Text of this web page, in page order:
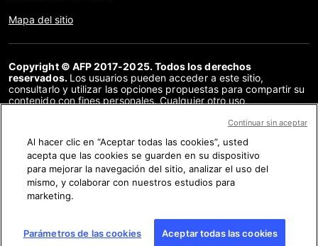
Mapa del sitio
Copyright © AFP 2017-2025. Todos los derechos
reservados. Los usuarios pueden acceder a este sitio,
consultarlo y utilizar las opciones propuestas para compartir su
contenido con fines personales. Cualquier otro uso,
distribución del contenido de este sitio, en su totalidad o en
acuerdo específico firmado con la AFP, está estrictamente
prohibido. Los elementos analizados en cada verificación se
presentan o se enlazan en tanto en cuanto son necesarios para
la correcta comprensión de la verificación en cuestión. La AFP
no cuenta con derechos sobre los autores ni sobre los
propietarios del copyright de estos contenidos de terceras
Al hacer clic en “Aceptar todas las cookies”, usted
acepta que las cookies se guarden en su dispositivo
para mejorar la navegación del sitio, analizar el uso del
mismo, y colaborar con nuestros estudios para
marketing.
Parámetros de las cookies Aceptar todas las cookies
Continuar sin aceptar